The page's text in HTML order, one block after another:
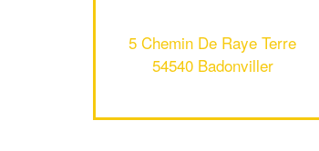
5 Chemin De Raye Terre
54540 Badonviller